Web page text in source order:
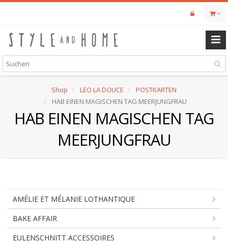
Skip
content
Shop LEO LA DOUCE
POSTKARTEN
HAB EINEN MAGISCHEN TAG MEERJUNGFRAU
HAB EINEN MAGISCHEN TAG
MEERJUNGFRAU
AMÉLIE ET MÉLANIE LOTHANTIQUE
BAKE AFFAIR
EULENSCHNITT ACCESSOIRES